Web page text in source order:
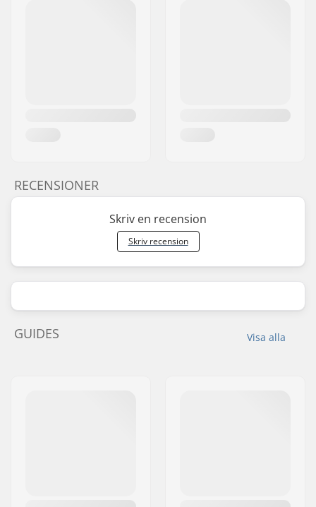
RECENSIONER
Skriv en recension
Skriv recension
Visa alla
GUIDES